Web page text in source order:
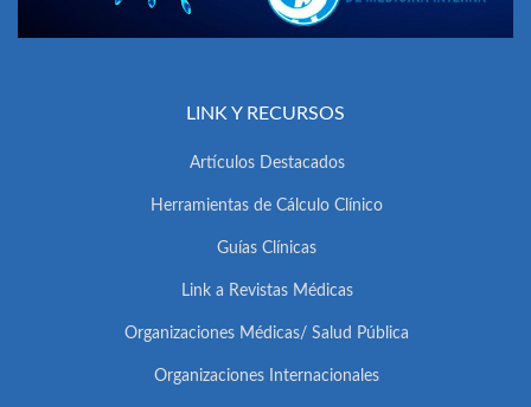
LINK Y RECURSOS
Artículos Destacados
Herramientas de Cálculo Clínico
Guías Clínicas
Link a Revistas Médicas
Organizaciones Médicas/ Salud Pública
Organizaciones Internacionales